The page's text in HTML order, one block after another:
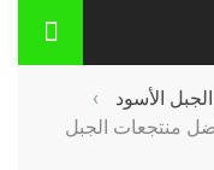
الأسود
›
منتجعات الجبل